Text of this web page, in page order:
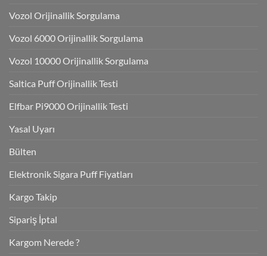
Vozol Orijinallik Sorgulama
Vozol 6000 Orijinallik Sorgulama
Vozol 10000 Orijinallik Sorgulama
Saltica Puff Orijinallik Testi
Elfbar Pi9000 Orijinallik Testi
Yasal Uyarı
Bülten
Elektronik Sigara Puff Fiyatları
Kargo Takip
Sipariş İptal
Kargom Nerede ?